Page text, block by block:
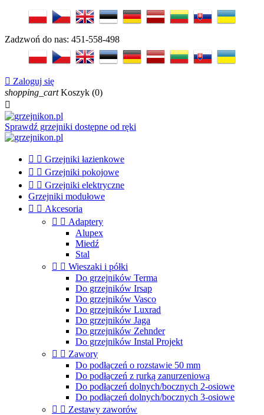
Zadzwoń do nas: 451-558-498
 Zaloguj się
shopping_cart Koszyk (0)

Sprawdź grzejniki dostępne od ręki
  Grzejniki łazienkowe
  Grzejniki pokojowe
  Grzejniki elektryczne
Grzejniki modułowe
  Akcesoria
  Adaptery
Alupex
Miedź
Stal
  Wieszaki i półki
Do grzejników Terma
Do grzejników Irsap
Do grzejników Vasco
Do grzejników Luxrad
Do grzejników Jaga
Do grzejników Zehnder
Do grzejników Instal Projekt
  Zawory
Do podłączeń o rozstawie 50 mm
Do podłączeń z rurką zanurzeniową
Do podłączeń dolnych/bocznych 2-osiowe
Do podłączeń dolnych/bocznych 3-osiowe
  Zestawy zaworów